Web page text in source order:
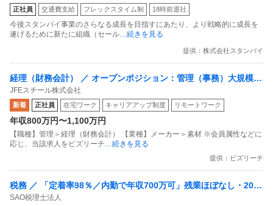
正社員 交通費支給 フレックスタイム制 18時前退社
今後スタンバイ事業のさらなる成長を目指すにあたり、より戦略的に成長を
遂げるために新たに組織（セール…続きを見る
提供：株式会社スタンバイ
経理（財務会計） ／ オープンポジション：管理（事務）大規模な
社会インフラを支える／時短や在宅勤務など／安定して働き続け
るための制度多数
JFEスチール株式会社
新着 正社員 在宅ワーク キャリアアップ制度 リモートワーク
年収800万円〜1,100万円
【職種】管理＞経理（財務会計） 【業種】メーカー＞素材 ※会員属性などに
応じ、当該求人をビズリーチ…続きを見る
提供：ビズリーチ
税務 ／ 「定着率98％／内勤で年収700万可」残業ほぼなし・200
項目の評価制度で“自身の頑張り”がクリアに評価される会計内勤
SAO税理士法人